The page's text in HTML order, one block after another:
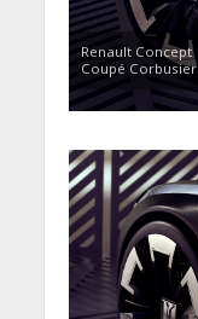
Renault Concept
Coupé Corbusier